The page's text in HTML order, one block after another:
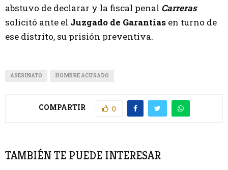
abstuvo de declarar y la fiscal penal Carreras
solicitó ante el Juzgado de Garantías en turno de
ese distrito, su prisión preventiva.
ASESINATO HOMBRE ACUSADO
COMPARTIR 0
TAMBIÉN TE PUEDE INTERESAR